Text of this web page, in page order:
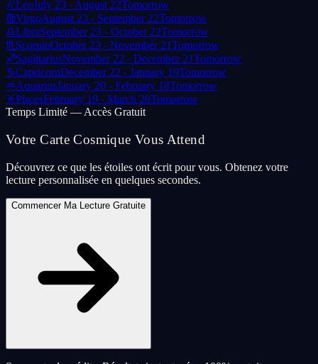
♌LeoJuly 23 - August 22Tomorrow
♍VirgoAugust 23 - September 22Tomorrow
♎LibraSeptember 23 - October 22Tomorrow
♏ ScorpioOctober 23 - November 21Tomorrow
♐SagittariusNovember 22 - December 21Tomorrow
♑CapricornDecember 22 - January 19Tomorrow
♒AquariusJanuary 20 - February 18Tomorrow
♓PiscesFebruary 19 - March 20Tomorrow
Temps Limité — Accès Gratuit
Votre Carte Cosmique Vous Attend
Découvrez ce que les étoiles ont écrit pour vous. Obtenez votre
lecture personnalisée en quelques secondes.
Commencer Ma Lecture Gratuite